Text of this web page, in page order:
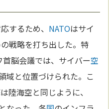
するため、 NATOはサイ
戦略を打ち出した。特
脳会議では、サイバー空
域と位置づけられた。こ
陸海空と同じように、